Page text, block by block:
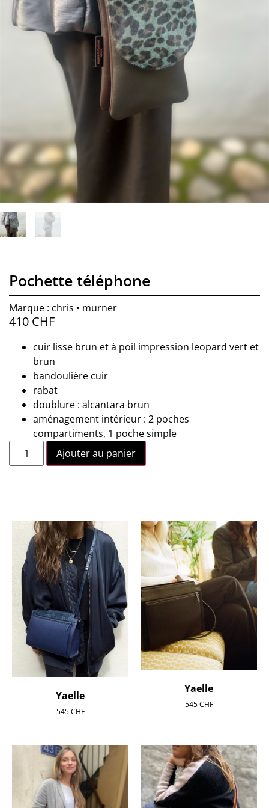
Pochette téléphone
Marque : chris • murner
410 CHF
cuir lisse brun et à poil impression leopard vert et
brun
bandoulière cuir
rabat
doublure : alcantara brun
aménagement intérieur : 2 poches
compartiments, 1 poche simple
Ajouter au panier
Yaelle
545CHF
Yaelle
545CHF